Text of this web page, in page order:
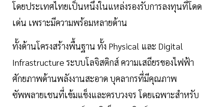
โดยประเทศไทยเป็นหนึ่งในแหล่งรองรับการลงทุนที่โดด
เด่น เพราะมีความพร้อมหลายด้าน
ทั้งด้านโครงสร้างพื้นฐาน ทั้ง Physical และ Digital
Infrastructure ระบบโลจิสติกส์ ความเสถียรของไฟฟ้า
ศักยภาพด้านพลังงานสะอาด บุคลากรที่มีคุณภาพ
ซัพพลายเชนที่เข้มแข็งและครบวงจร โดยเฉพาะสำหรับ